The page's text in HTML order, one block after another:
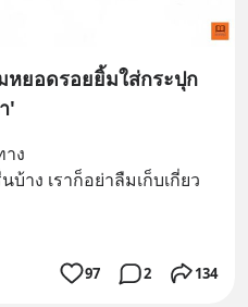
ยอดรอยยิ้มใส่กระปุก
'
าง
าง เราก็อย่าลืมเก็บเกี่ยว
97 2 134